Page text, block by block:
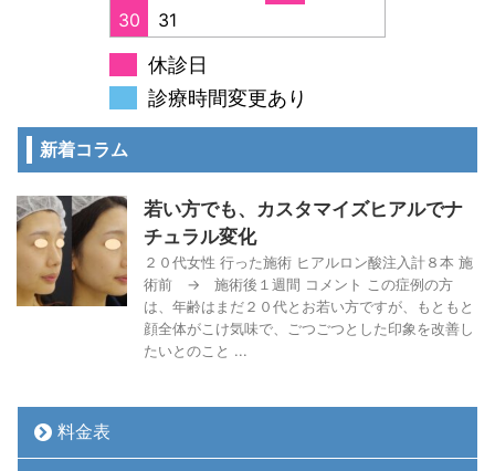
30
31
休診日
診療時間変更あり
新着コラム
若い方でも、カスタマイズヒアルでナ
チュラル変化
２０代女性 行った施術 ヒアルロン酸注入計８本 施
術前 → 施術後１週間 コメント この症例の方
は、年齢はまだ２０代とお若い方ですが、もともと
顔全体がこけ気味で、ごつごつとした印象を改善し
たいとのこと ...
料金表